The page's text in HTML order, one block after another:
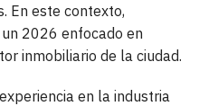
En este contexto,
2026 enfocado en
inmobiliario de la ciudad.
en la industria